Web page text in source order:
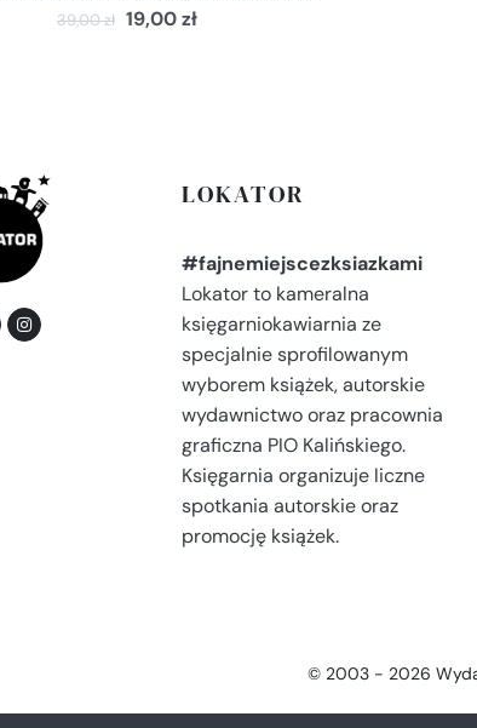
39,00zł 19,00zł
LOKATOR
#fajnemiejscezksiazkami
Lokator to kameralna
księgarniokawiarnia ze
specjalnie sprofilowanym
wyborem książek, autorskie
wydawnictwo oraz pracownia
graficzna PIO Kalińskiego.
Księgarnia organizuje liczne
spotkania autorskie oraz
promocję książek.
© 2003 - 2026